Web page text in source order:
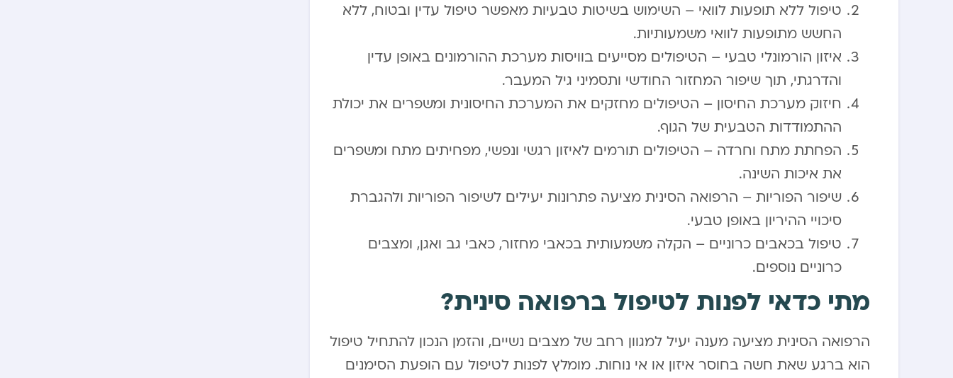
טיפול ללא תופעות לוואי – השימוש בשיטות טבעיות מאפשר טיפול עדין ובטוח, ללא
החשש מתופעות לוואי משמעותיות.
איזון הורמונלי טבעי – הטיפולים מסייעים בוויסות מערכת ההורמונים באופן עדין
והדרגתי, תוך שיפור המחזור החודשי ותסמיני גיל המעבר.
חיזוק מערכת החיסון – הטיפולים מחזקים את המערכת החיסונית ומשפרים את יכולת
ההתמודדות הטבעית של הגוף.
הפחתת מתח וחרדה – הטיפולים תורמים לאיזון רגשי ונפשי, מפחיתים מתח ומשפרים
את איכות השינה.
שיפור הפוריות – הרפואה הסינית מציעה פתרונות יעילים לשיפור הפוריות ולהגברת
סיכויי ההיריון באופן טבעי.
טיפול בכאבים כרוניים – הקלה משמעותית בכאבי מחזור, כאבי גב ואגן, ומצבים
כרוניים נוספים.
מתי כדאי לפנות לטיפול ברפואה סינית?
הרפואה הסינית מציעה מענה יעיל למגוון רחב של מצבים נשיים, והזמן הנכון להתחיל טיפול
הוא ברגע שאת חשה בחוסר איזון או אי נוחות. מומלץ לפנות לטיפול עם הופעת הסימנים